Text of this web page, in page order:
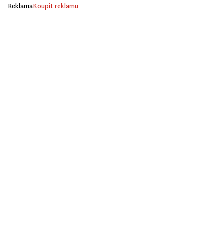
ReklamaKoupit reklamu